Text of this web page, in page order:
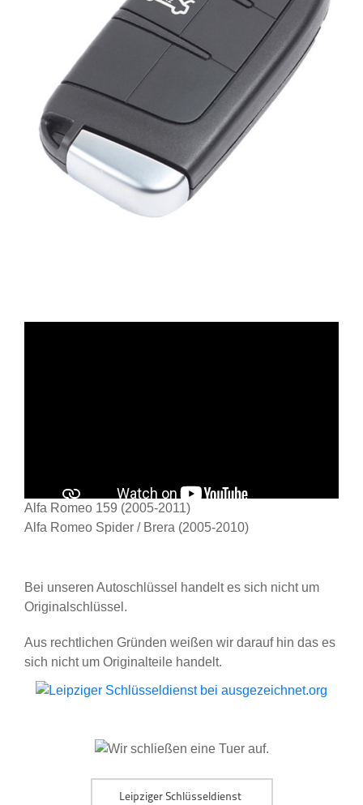
Alfa Romeo 159 (2005-2011)
Alfa Romeo Spider / Brera (2005-2010)
Bei unseren Autoschlüssel handelt es sich nicht um
Originalschlüssel.
Aus rechtlichen Gründen weißen wir darauf hin das es
sich nicht um Originalteile handelt.